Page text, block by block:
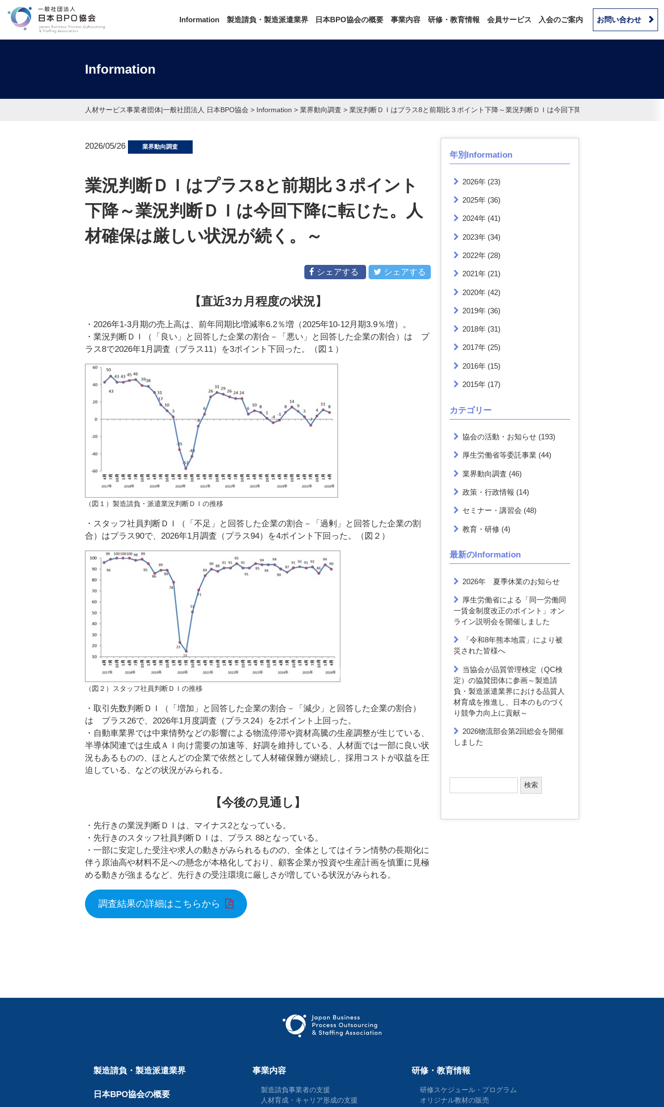
Information 製造請負・製造派遣業界 日本BPO協会の概要 事業内容 研修・教育情報 会員サービス 入会のご案内 お問い合わせ
Information
人材サービス事業者団体|一般社団法人 日本BPO協会 > Information > 業界動向調査 > 業況判断ＤＩはプラス8と前期比３ポイント下降～業況判断ＤＩは今回下降に転じた。人材確保は厳
2026/05/26 業界動向調査
業況判断ＤＩはプラス8と前期比３ポイント
下降～業況判断ＤＩは今回下降に転じた。人
材確保は厳しい状況が続く。～
シェアする シェアする
【直近3カ月程度の状況】
・2026年1-3月期の売上高は、前年同期比増減率6.2％増（2025年10-12月期3.9％増）。
・業況判断ＤＩ（「良い」と回答した企業の割合－「悪い」と回答した企業の割合）は プ
ラス8で2026年1月調査（プラス11）を3ポイント下回った。（図１）
（図１）製造請負・派遣業況判断ＤＩの推移
・スタッフ社員判断ＤＩ（「不足」と回答した企業の割合－「過剰」と回答した企業の割
合）はプラス90で、2026年1月調査（プラス94）を4ポイント下回った。（図２）
（図２）スタッフ社員判断ＤＩの推移
・取引先数判断ＤＩ（「増加」と回答した企業の割合－「減少」と回答した企業の割合）
は プラス26で、2026年1月度調査（プラス24）を2ポイント上回った。
・自動車業界では中東情勢などの影響による物流停滞や資材高騰の生産調整が生じている、
半導体関連では生成ＡＩ向け需要の加速等、好調を維持している、人材面では一部に良い状
況もあるものの、ほとんどの企業で依然として人材確保難が継続し、採用コストが収益を圧
迫している、などの状況がみられる。
【今後の見通し】
・先行きの業況判断ＤＩは、マイナス2となっている。
・先行きのスタッフ社員判断ＤＩは、プラス 88となっている。
・一部に安定した受注や求人の動きがみられるものの、全体としてはイラン情勢の長期化に
伴う原油高や材料不足への懸念が本格化しており、顧客企業が投資や生産計画を慎重に見極
める動きが強まるなど、先行きの受注環境に厳しさが増している状況がみられる。
調査結果の詳細はこちらから
年別Information
2026年 (23)
2025年 (36)
2024年 (41)
2023年 (34)
2022年 (28)
2021年 (21)
2020年 (42)
2019年 (36)
2018年 (31)
2017年 (25)
2016年 (15)
2015年 (17)
カテゴリー
協会の活動・お知らせ (193)
厚生労働省等委託事業 (44)
業界動向調査 (46)
政策・行政情報 (14)
セミナー・講習会 (48)
教育・研修 (4)
最新のInformation
2026年 夏季休業のお知らせ
厚生労働省による「同一労働同
一賃金制度改正のポイント」オン
ライン説明会を開催しました
「令和8年熊本地震」により被
災された皆様へ
当協会が品質管理検定（QC検
定）の協賛団体に参画～製造請
負・製造派遣業界における品質人
材育成を推進し、日本のものづく
り競争力向上に貢献～
2026物流部会第2回総会を開催
しました
索
製造請負・製造派遣業界
日本BPO協会の概要
事業内容
製造請負事業者の支援
人材育成・キャリア形成の支援
研修・教育情報
研修スケジュール・プログラム
オリジナル教材の販売